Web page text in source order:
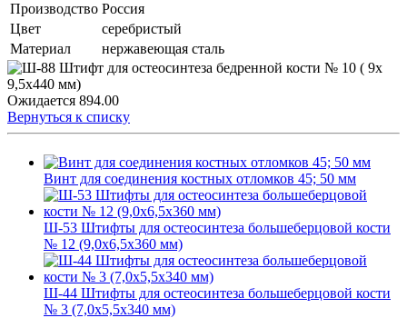
Производство Россия
Цвет
серебристый
Материал
нержавеющая сталь
Ожидается 894.00
Вернуться к списку
Винт для соединения костных отломков 45; 50 мм
Ш-53 Штифты для остеосинтеза большеберцовой кости
№ 12 (9,0х6,5х360 мм)
Ш-44 Штифты для остеосинтеза большеберцовой кости
№ 3 (7,0х5,5х340 мм)